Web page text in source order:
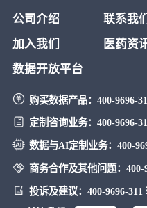
公司介绍 联系我们
加入我们
医药资
数据开放平台
购买数据产品： 400-9696-
定制咨询业务： 400-9696-
数据与AI定制业务： 400-
商务合作及其他问题： 400-
投诉及建议： 400-9696-311